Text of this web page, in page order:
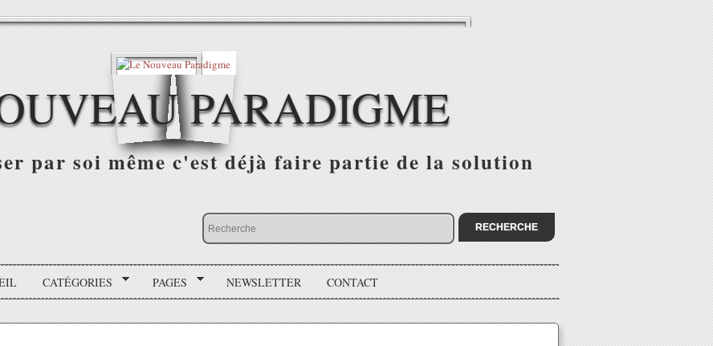
PARADIGME
par soi même c'est déjà faire partie de la solution
CATÉGORIES PAGES NEWSLETTER CONTACT